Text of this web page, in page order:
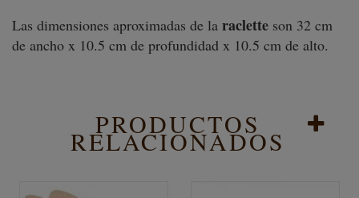
Las dimensiones aproximadas de la raclette son 32 cm
de ancho x 10.5 cm de profundidad x 10.5 cm de alto.
PRODUCTOS
RELACIONADOS